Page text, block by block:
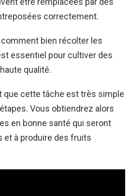
correctement.
bien récolter les
essentiel pour cultiver des
qualité.
que cette tâche est très simple
Vous obtiendrez alors
en bonne santé qui seront
et à produire des fruits